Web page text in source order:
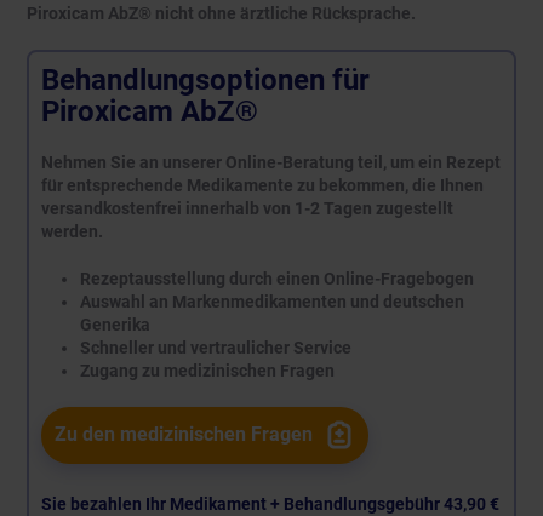
Piroxicam AbZ® nicht ohne ärztliche Rücksprache.
Behandlungsoptionen für
Piroxicam AbZ®
Nehmen Sie an unserer Online-Beratung teil, um ein Rezept
für entsprechende Medikamente zu bekommen, die Ihnen
versandkostenfrei innerhalb von 1-2 Tagen zugestellt
werden.
Rezeptausstellung durch einen Online-Fragebogen
Auswahl an Markenmedikamenten und deutschen
Generika
Schneller und vertraulicher Service
Zugang zu medizinischen Fragen
Zu den medizinischen Fragen
Sie bezahlen Ihr Medikament + Behandlungsgebühr43,90 €